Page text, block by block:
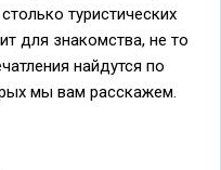
туристических
для знакомства, не то
найдутся по
мы вам расскажем.